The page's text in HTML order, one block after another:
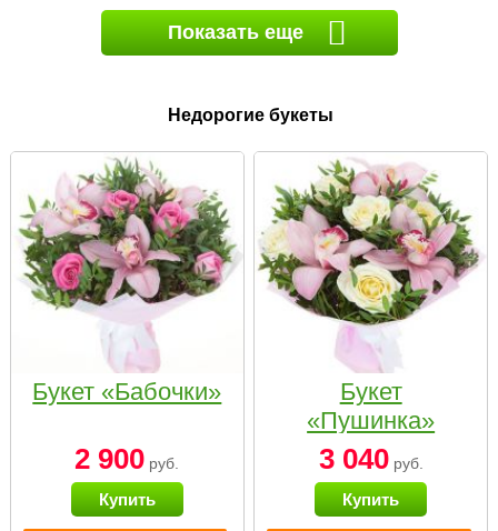
Показать еще
Недорогие букеты
Букет «Бабочки»
2 900 руб.
Купить
Букет
«Пушинка»
3 040руб.
Купить